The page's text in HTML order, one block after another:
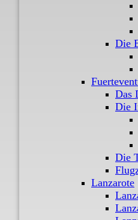
Die
Das
Die
Die
Lanzarote